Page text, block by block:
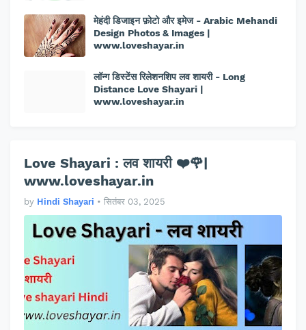
मेहंदी डिजाइन फ़ोटो और इमेज - Arabic Mehandi
Design Photos & Images |
www.loveshayar.in
लॉन्ग डिस्टेंस रिलेशनशिप लव शायरी - Long
Distance Love Shayari |
www.loveshayar.in
Love Shayari : लव शायरी ❤️🌹|
www.loveshayar.in
by Hindi Shayari • सितंबर 03, 2025